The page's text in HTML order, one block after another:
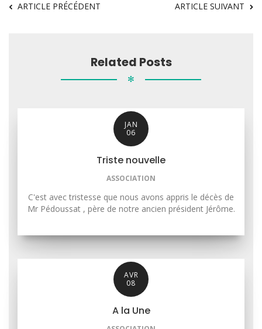
ARTICLE PRÉCÉDENT ARTICLE SUIVANT
Related Posts
✻
JAN
06
Triste nouvelle
ASSOCIATION
C'est avec tristesse que nous avons appris le décès de
Mr Pédoussat , père de notre ancien président Jérôme.
AVR
08
A la Une